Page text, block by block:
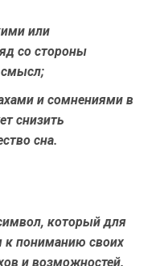
или
со стороны
и сомнениями в
снизить
сна.
который для
пониманию своих
и возможностей.